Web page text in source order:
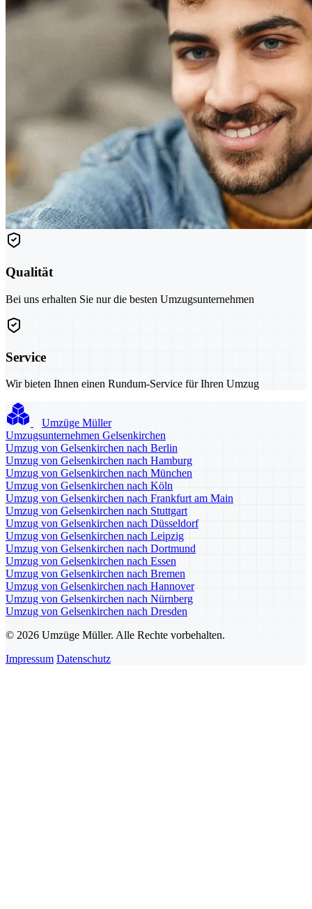
Qualität
Bei uns erhalten Sie nur die besten Umzugsunternehmen
Service
Wir bieten Ihnen einen Rundum-Service für Ihren Umzug
Umzüge Müller
Umzugsunternehmen Gelsenkirchen
Umzug von Gelsenkirchen nach Berlin
Umzug von Gelsenkirchen nach Hamburg
Umzug von Gelsenkirchen nach München
Umzug von Gelsenkirchen nach Köln
Umzug von Gelsenkirchen nach Frankfurt am Main
Umzug von Gelsenkirchen nach Stuttgart
Umzug von Gelsenkirchen nach Düsseldorf
Umzug von Gelsenkirchen nach Leipzig
Umzug von Gelsenkirchen nach Dortmund
Umzug von Gelsenkirchen nach Essen
Umzug von Gelsenkirchen nach Bremen
Umzug von Gelsenkirchen nach Hannover
Umzug von Gelsenkirchen nach Nürnberg
Umzug von Gelsenkirchen nach Dresden
© 2026 Umzüge Müller. Alle Rechte vorbehalten.
Impressum Datenschutz